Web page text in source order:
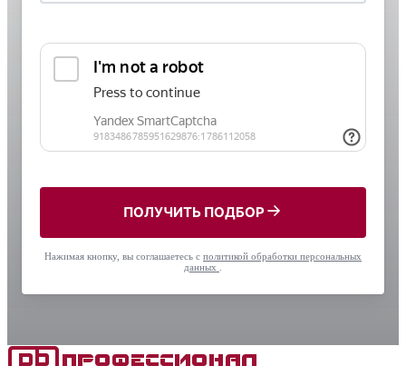
ПОЛУЧИТЬ ПОДБОР
Нажимая кнопку, вы соглашаетесь с политикой обработки персональных
данных